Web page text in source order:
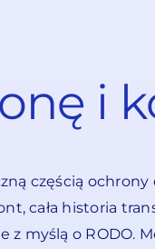
i
częścią
cała historia
z myślą o